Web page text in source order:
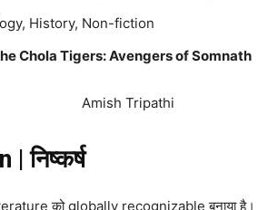
History, Non-fiction
Chola Tigers: Avengers of Somnath
निष्कर्ष
को globally recognizable बनाया है।